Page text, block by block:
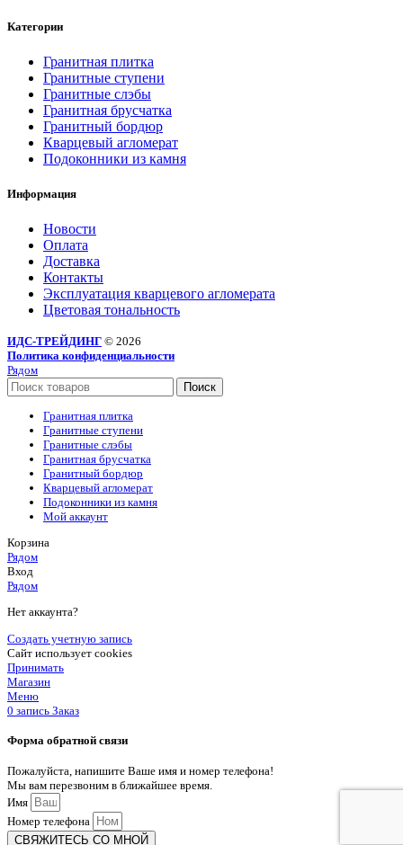
Категории
Гранитная плитка
Гранитные ступени
Гранитные слэбы
Гранитная брусчатка
Гранитный бордюр
Кварцевый агломерат
Подоконники из камня
Информация
Новости
Оплата
Доставка
Контакты
Эксплуатация кварцевого агломерата
Цветовая тональность
ИДС-ТРЕЙДИНГ © 2026
Политика конфиденциальности
Рядом
Поиск
Гранитная плитка
Гранитные ступени
Гранитные слэбы
Гранитная брусчатка
Гранитный бордюр
Кварцевый агломерат
Подоконники из камня
Мой аккаунт
Корзина
Рядом
Вход
Рядом
Нет аккаунта?
Создать учетную запись
Сайт использует cookies
Принимать
Магазин
Меню
0 запись Заказ
Форма обратной связи
Пожалуйста, напишите Ваше имя и номер телефона!
Мы вам перезвоним в ближайшее время.
Имя
Номер телефона
СВЯЖИТЕСЬ СО МНОЙ